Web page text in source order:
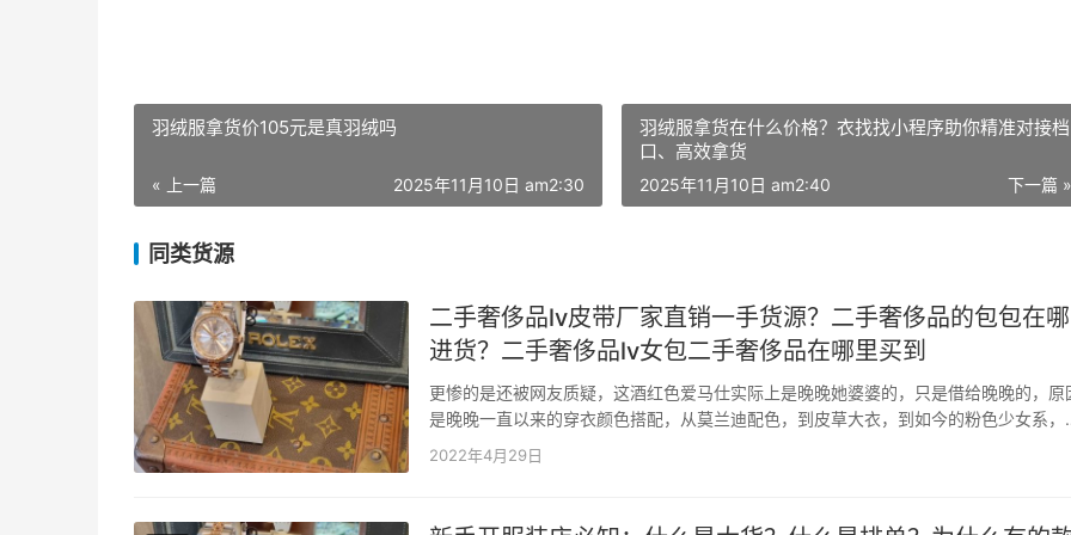
羽绒服拿货价105元是真羽绒吗
« 上一篇 2025年11月10日 am2:30
羽绒服拿货在什么价格？衣找找小程序助你精准对接档
口、高效拿货
下一篇 »
2025年11月10日 am2:40
同类货源
二手奢侈品lv皮带厂家直销一手货源？二手奢侈品的包包在哪
进货？二手奢侈品lv女包二手奢侈品在哪里买到
更惨的是还被网友质疑，这酒红色爱马仕实际上是晚晚她婆婆的，只是借给晚晚的，原
是晚晚一直以来的穿衣颜色搭配，从莫兰迪配色，到皮草大衣，到如今的粉色少女系，
色均和这个酒红色的包包不搭配。 目前国内二手奢侈品表做的最好的厂家有VS厂、
2022年4月29日